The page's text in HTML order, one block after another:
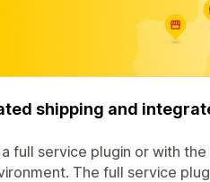
shipping and
a full service plugin or with
The full service